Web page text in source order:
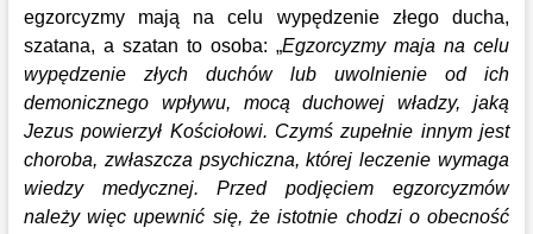
egzorcyzmy mają na celu wypędzenie złego ducha,
szatana, a szatan to osoba: „Egzorcyzmy maja na celu
wypędzenie złych duchów lub uwolnienie od ich
demonicznego wpływu, mocą duchowej władzy, jaką
Jezus powierzył Kościołowi. Czymś zupełnie innym jest
choroba, zwłaszcza psychiczna, której leczenie wymaga
wiedzy medycznej. Przed podjęciem egzorcyzmów
należy więc upewnić się, że istotnie chodzi o obecność